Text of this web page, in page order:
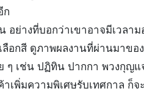
ก
อย่างที่บอกว่าเขาอาจมีเวลาม
ลือกสี ดูภาพผลงานที่ผ่านมาข
ๆ เช่น ปฏิทิน ปากกา พวงกุญ
พิ่มความพิเศษรับเทศกาล ก็จ